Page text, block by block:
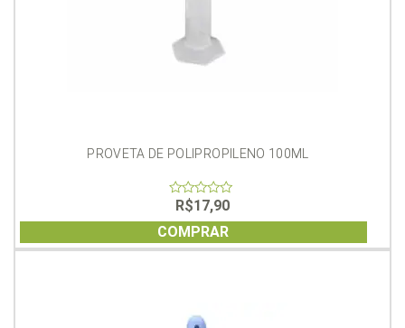
PROVETA DE POLIPROPILENO 100ML
out
of
5
R$17,90
COMPRAR